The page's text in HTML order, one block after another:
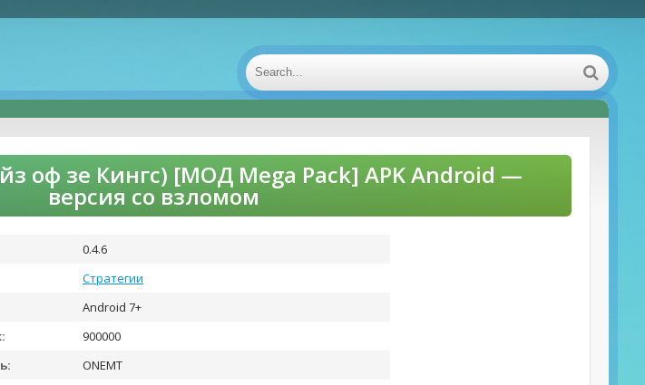
оф зе Кингс) [МОД Mega Pack] APK Android —
версия со взломом
0.4.6
Стратегии
Android 7+
900000
ONEMT